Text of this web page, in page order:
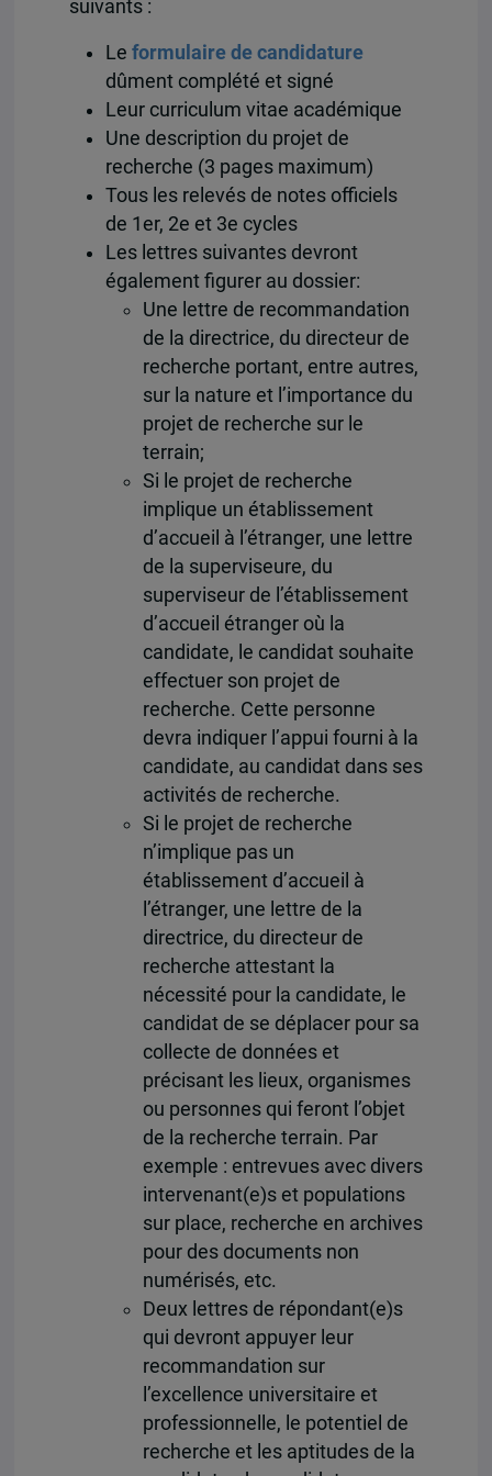
suivants :
Le formulaire de candidature
dûment complété et signé
Leur curriculum vitae académique
Une description du projet de
recherche (3 pages maximum)
Tous les relevés de notes officiels
de 1er, 2e et 3e cycles
Les lettres suivantes devront
également figurer au dossier:
Une lettre de recommandation
de la directrice, du directeur de
recherche portant, entre autres,
sur la nature et l’importance du
projet de recherche sur le
terrain;
Si le projet de recherche
implique un établissement
d’accueil à l’étranger, une lettre
de la superviseure, du
superviseur de l’établissement
d’accueil étranger où la
candidate, le candidat souhaite
effectuer son projet de
recherche. Cette personne
devra indiquer l’appui fourni à la
candidate, au candidat dans ses
activités de recherche.
Si le projet de recherche
n’implique pas un
établissement d’accueil à
l’étranger, une lettre de la
directrice, du directeur de
recherche attestant la
nécessité pour la candidate, le
candidat de se déplacer pour sa
collecte de données et
précisant les lieux, organismes
ou personnes qui feront l’objet
de la recherche terrain. Par
exemple : entrevues avec divers
intervenant(e)s et populations
sur place, recherche en archives
pour des documents non
numérisés, etc.
Deux lettres de répondant(e)s
qui devront appuyer leur
recommandation sur
l’excellence universitaire et
professionnelle, le potentiel de
recherche et les aptitudes de la